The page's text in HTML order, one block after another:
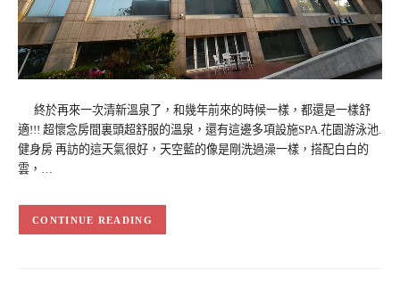
終於再來一次清新溫泉了，和幾年前來的時候一樣，都還是一樣舒
適!!! 超懷念房間裏頭超舒服的溫泉，還有這邊多項設施SPA.花園游泳池.
健身房 再訪的這天氣很好，天空藍的像是剛洗過澡一樣，搭配白白的
雲，…
CONTINUE READING